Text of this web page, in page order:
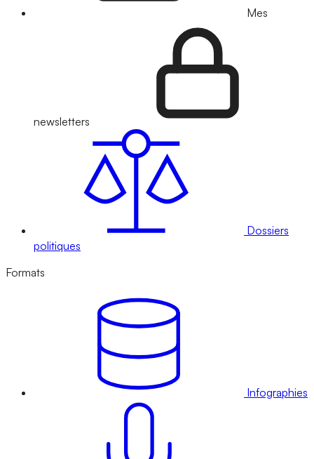
Mes
newsletters
Dossiers
politiques
Formats
Infographies